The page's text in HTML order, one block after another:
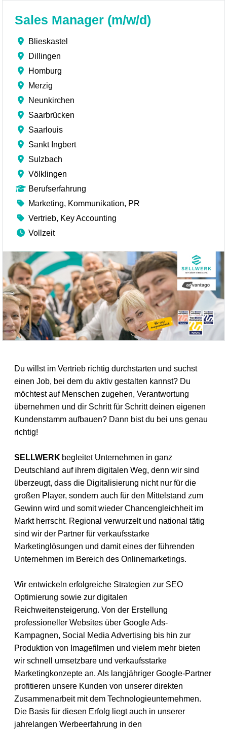
Sales Manager (m/w/d)
Blieskastel
Dillingen
Homburg
Merzig
Neunkirchen
Saarbrücken
Saarlouis
Sankt Ingbert
Sulzbach
Völklingen
Berufserfahrung
Marketing, Kommunikation, PR
Vertrieb, Key Accounting
Vollzeit
Du willst im Vertrieb richtig durchstarten und suchst
einen Job, bei dem du aktiv gestalten kannst? Du
möchtest auf Menschen zugehen, Verantwortung
übernehmen und dir Schritt für Schritt deinen eigenen
Kundenstamm aufbauen? Dann bist du bei uns genau
richtig!
SELLWERK begleitet Unternehmen in ganz
Deutschland auf ihrem digitalen Weg, denn wir sind
überzeugt, dass die Digitalisierung nicht nur für die
großen Player, sondern auch für den Mittelstand zum
Gewinn wird und somit wieder Chancengleichheit im
Markt herrscht. Regional verwurzelt und national tätig
sind wir der Partner für verkaufsstarke
Marketinglösungen und damit eines der führenden
Unternehmen im Bereich des Onlinemarketings.
Wir entwickeln erfolgreiche Strategien zur SEO
Optimierung sowie zur digitalen
Reichweitensteigerung. Von der Erstellung
professioneller Websites über Google Ads-
Kampagnen, Social Media Advertising bis hin zur
Produktion von Imagefilmen und vielem mehr bieten
wir schnell umsetzbare und verkaufsstarke
Marketingkonzepte an. Als langjähriger Google-Partner
profitieren unsere Kunden von unserer direkten
Zusammenarbeit mit dem Technologieunternehmen.
Die Basis für diesen Erfolg liegt auch in unserer
jahrelangen Werbeerfahrung in den